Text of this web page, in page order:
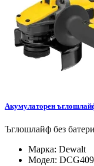
Акумулаторен
Ъглошлайф без
Марка: Dewalt
Модел: